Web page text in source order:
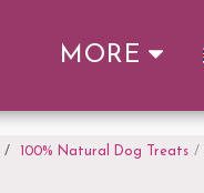
MORE
100% Natural Dog Treats